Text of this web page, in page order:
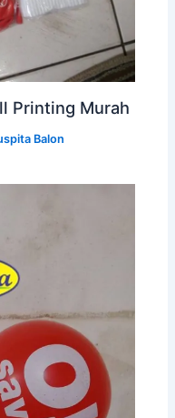
Printing Murah
Balon